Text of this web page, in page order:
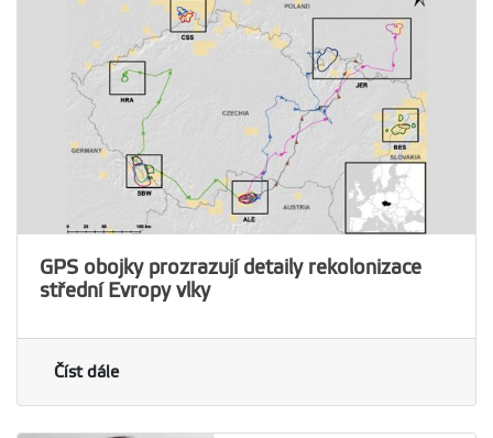
GPS obojky prozrazují detaily rekolonizace
střední Evropy vlky
Číst dále